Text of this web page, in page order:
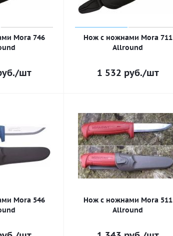
Mora 746
/шт
Нож с ножнами Mora 711
Allround
1 532 руб./шт
Mora 546
Нож с ножнами Mora 511
Allround